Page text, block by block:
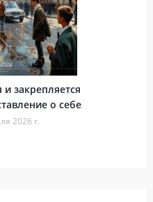
и закрепляется
о себе
2026 г.